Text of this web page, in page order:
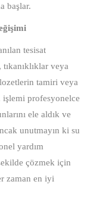
başlar.
tesisat
veya
tamiri veya
işlemi profesyonelce
ele aldık ve
unutmayın ki su
yardım
çözmek için
zaman en iyi